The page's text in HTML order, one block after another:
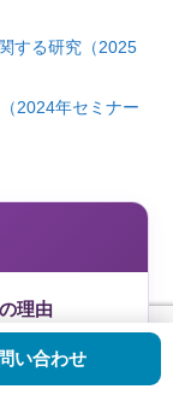
する研究（2025
2024年セミナー
理由
ーリー」で
はこちら
い合わせ